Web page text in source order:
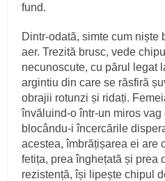
fund.
Dintr‑odată, simte cum
aer. Trezită brusc, vede
necunoscute, cu părul legat
argintiu din care se răsfiră
obrajii rotunzi și ridați.
învăluind‑o într‑un miros
blocându‑i încercările
acestea, îmbrățișarea ei are
fetița, prea înghețată și prea
rezistență, își lipește chipul